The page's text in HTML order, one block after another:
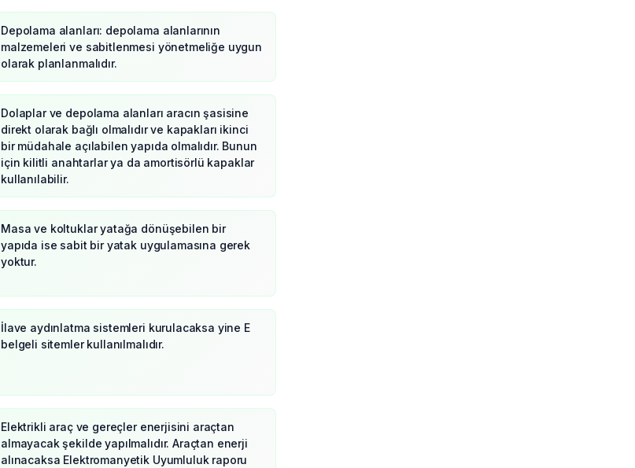
Depolama alanları: depolama alanlarının
malzemeleri ve sabitlenmesi yönetmeliğe uygun
olarak planlanmalıdır.
Dolaplar ve depolama alanları aracın şasisine
direkt olarak bağlı olmalıdır ve kapakları ikinci
bir müdahale açılabilen yapıda olmalıdır. Bunun
için kilitli anahtarlar ya da amortisörlü kapaklar
kullanılabilir.
Masa ve koltuklar yatağa dönüşebilen bir
yapıda ise sabit bir yatak uygulamasına gerek
yoktur.
İlave aydınlatma sistemleri kurulacaksa yine E
belgeli sitemler kullanılmalıdır.
Elektrikli araç ve gereçler enerjisini araçtan
almayacak şekilde yapılmalıdır. Araçtan enerji
alınacaksa Elektromanyetik Uyumluluk raporu